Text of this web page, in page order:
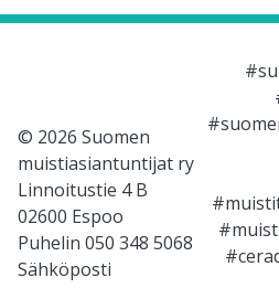
© 2026 Suomen
muistiasiantuntijat ry
Linnoitustie 4 B
02600 Espoo
Puhelin 050 348 5068
Sähköposti